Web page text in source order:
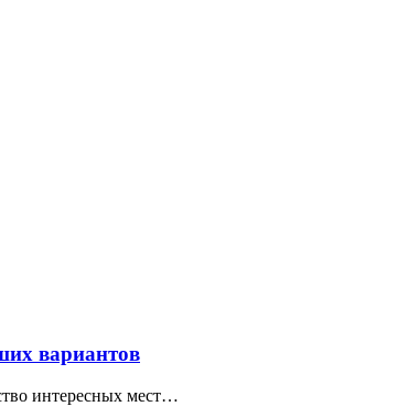
вариантов
интересных мест…